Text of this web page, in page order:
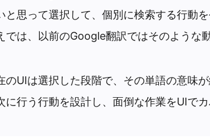
と思って選択して、個別に検索する行動
では、以前のGoogle翻訳ではそのような
のUIは選択した段階で、その単語の意味
に行う行動を設計し、面倒な作業をUIでカ